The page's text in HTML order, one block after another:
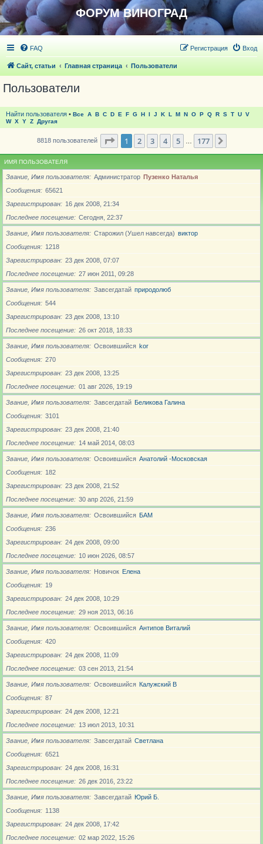
ФОРУМ ВИНОГРАД
FAQ Вход
Регистрация
Сайт, статьи Главная страница Пользователи
Пользователи
Найти пользователя • Все A B C D E F G H I J K L M N O P Q R S T U V
W X Y Z Другая
8818 пользователей Страница из 177
1 2 3 4 5 177
ИМЯ ПОЛЬЗОВАТЕЛЯ
Звание, Имя пользователя Администратор Пузенко Наталья
Сообщения
65621
Зарегистрирован
16 дек 2008, 21:34
Последнее посещение
Сегодня, 22:37
Звание, Имя пользователя Старожил (Ушел навсегда) виктор
Сообщения
1218
Зарегистрирован
23 дек 2008, 07:07
Последнее посещение
27 июн 2011, 09:28
Звание, Имя пользователя Завсегдатай природолюб
Сообщения
544
Зарегистрирован
23 дек 2008, 13:10
Последнее посещение
26 окт 2018, 18:33
Звание, Имя пользователя Освоившийся kor
Сообщения
270
Зарегистрирован
23 дек 2008, 13:25
Последнее посещение
01 авг 2026, 19:19
Звание, Имя пользователя Завсегдатай Беликова Галина
Сообщения
3101
Зарегистрирован
23 дек 2008, 21:40
Последнее посещение
14 май 2014, 08:03
Звание, Имя пользователя Освоившийся Анатолий -Московская
Сообщения
182
Зарегистрирован
23 дек 2008, 21:52
Последнее посещение
30 апр 2026, 21:59
Звание, Имя пользователя Освоившийся БАМ
Сообщения
236
Зарегистрирован
24 дек 2008, 09:00
Последнее посещение
10 июн 2026, 08:57
Звание, Имя пользователя Новичoк Елена
Сообщения
19
Зарегистрирован
24 дек 2008, 10:29
Последнее посещение
29 ноя 2013, 06:16
Звание, Имя пользователя Освоившийся Антипов Виталий
Сообщения
420
Зарегистрирован
24 дек 2008, 11:09
Последнее посещение
03 сен 2013, 21:54
Звание, Имя пользователя Освоившийся Калужский В
Сообщения
87
Зарегистрирован
24 дек 2008, 12:21
Последнее посещение
13 июл 2013, 10:31
Звание, Имя пользователя Завсегдатай Светлана
Сообщения
6521
Зарегистрирован
24 дек 2008, 16:31
Последнее посещение
26 дек 2016, 23:22
Звание, Имя пользователя Завсегдатай Юрий Б.
Сообщения
1138
Зарегистрирован
24 дек 2008, 17:42
Последнее посещение
02 мар 2022, 15:26